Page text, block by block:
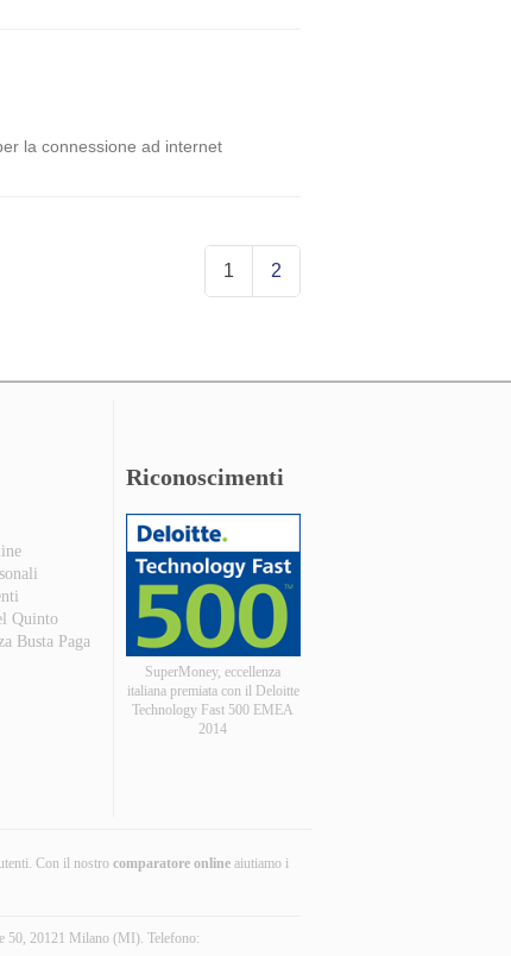
la connessione ad internet
1 2
Quinto
Busta Paga
Riconoscimenti
SuperMoney, eccellenza
italiana premiata con il Deloitte
Technology Fast 500 EMEA
2014
Con il nostro comparatore online aiutiamo i
50, 20121 Milano (MI). Telefono: